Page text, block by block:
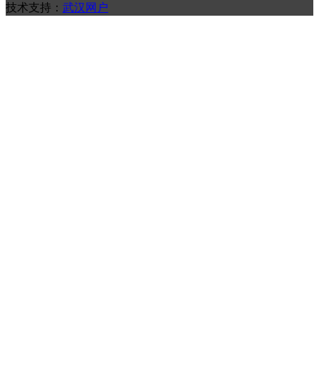
技术支持： 武汉网户